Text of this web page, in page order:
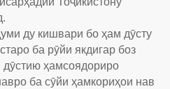
ду кишвари бо ҳам дӯсту
ба рӯйи якдигар боз
ҳамсоядориро
ба сӯйи ҳамкориҳои нав